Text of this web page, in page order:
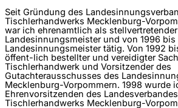
Seit Gründung des
Tischlerhandwerks Mecklenburg-
war ich ehrenamtlich als stellvertretender
Landesinnungsmeister und von 1996 bis
Landesinnungsmeister tätig. Von 1992
öffent-lich bestellter und vereidigter
Tischlerhandwerk und Vorsitzender des
Gutachterausschusses des
Mecklenburg-Vorpommern. 1998 wurde
Ehrenvorsitzenden des
Tischlerhandwerks Mecklenburg-